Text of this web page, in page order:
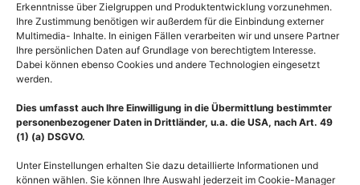
Erkenntnisse über Zielgruppen und Produktentwicklung vorzunehmen.
Ihre Zustimmung benötigen wir außerdem für die Einbindung externer
Multimedia- Inhalte. In einigen Fällen verarbeiten wir und unsere Partner
Ihre persönlichen Daten auf Grundlage von berechtigtem Interesse.
Dabei können ebenso Cookies und andere Technologien eingesetzt
werden.
Dies umfasst auch Ihre Einwilligung in die Übermittlung bestimmter
personenbezogener Daten in Drittländer, u.a. die USA, nach Art. 49
(1) (a) DSGVO.
Unter Einstellungen erhalten Sie dazu detaillierte Informationen und
können wählen. Sie können Ihre Auswahl jederzeit im Cookie-Manager